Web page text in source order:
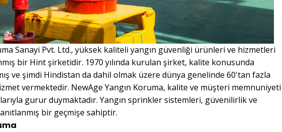
Sanayi Pvt. Ltd., yüksek kaliteli yangın güvenliği ürünleri ve hizmetleri
bir Hint şirketidir. 1970 yılında kurulan şirket, kalite konusunda
ve şimdi Hindistan da dahil olmak üzere dünya genelinde 60'tan fazla
vermektedir. NewAge Yangın Koruma, kalite ve müşteri memnuniyeti
gurur duymaktadır. Yangın sprinkler sistemleri, güvenilirlik ve
bir geçmişe sahiptir.